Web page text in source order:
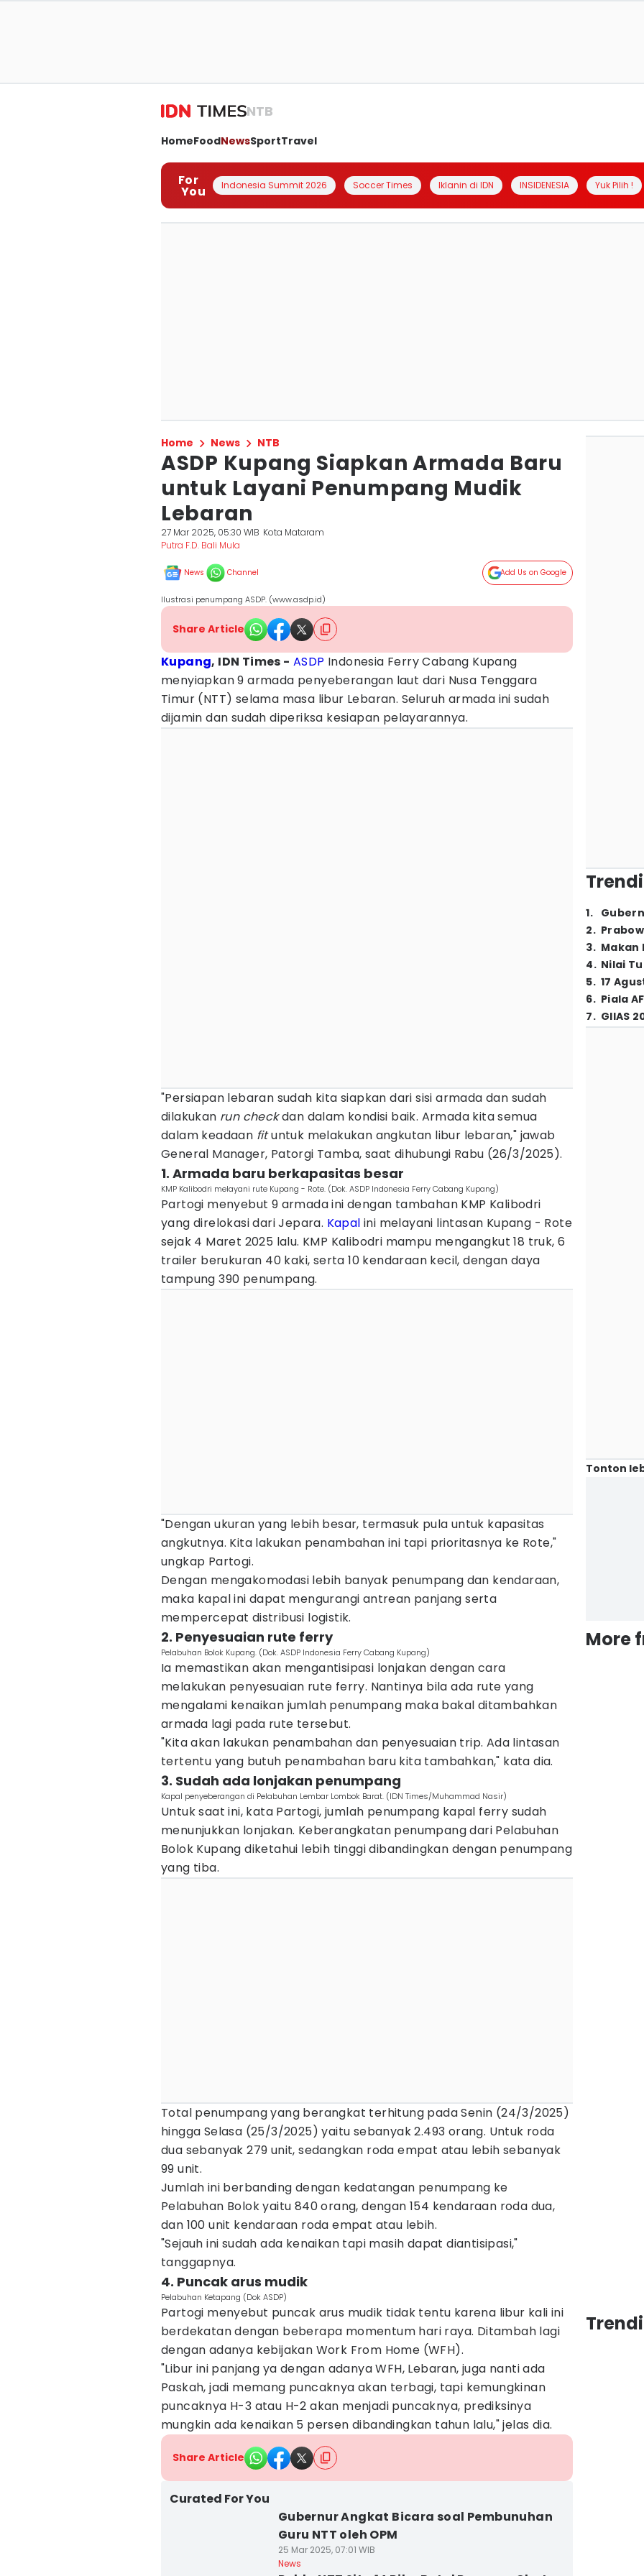
NTB
HomeFoodNewsSportTravel
For
You Indonesia Summit 2026 Soccer Times Iklanin di IDN INSIDENESIA Yuk Pilih !
Home News NTB
ASDP Kupang Siapkan Armada Baru
untuk Layani Penumpang Mudik
Lebaran
27 Mar 2025, 05:30 WIB Kota Mataram
Putra F.D. Bali Mula
News Channel Add Us on Google
Ilustrasi penumpang ASDP. (www.asdp.id)
Share Article
Kupang, IDN Times - ASDP Indonesia Ferry Cabang Kupang
menyiapkan 9 armada penyeberangan laut dari Nusa Tenggara
Timur (NTT) selama masa libur Lebaran. Seluruh armada ini sudah
dijamin dan sudah diperiksa kesiapan pelayarannya.
"Persiapan lebaran sudah kita siapkan dari sisi armada dan sudah
dilakukan run checkdan dalam kondisi baik. Armada kita semua
dalam keadaan fituntuk melakukan angkutan libur lebaran," jawab
General Manager, Patorgi Tamba, saat dihubungi Rabu (26/3/2025).
1. Armada baru berkapasitas besar
KMP Kalibodri melayani rute Kupang - Rote. (Dok. ASDP Indonesia Ferry Cabang Kupang)
Partogi menyebut 9 armada ini dengan tambahan KMP Kalibodri
yang direlokasi dari Jepara. Kapal ini melayani lintasan Kupang - Rote
sejak 4 Maret 2025 lalu. KMP Kalibodri mampu mengangkut 18 truk, 6
trailer berukuran 40 kaki, serta 10 kendaraan kecil, dengan daya
tampung 390 penumpang.
"Dengan ukuran yang lebih besar, termasuk pula untuk kapasitas
angkutnya. Kita lakukan penambahan ini tapi prioritasnya ke Rote,"
ungkap Partogi.
Dengan mengakomodasi lebih banyak penumpang dan kendaraan,
maka kapal ini dapat mengurangi antrean panjang serta
mempercepat distribusi logistik.
2. Penyesuaian rute ferry
Pelabuhan Bolok Kupang. (Dok. ASDP Indonesia Ferry Cabang Kupang)
Ia memastikan akan mengantisipasi lonjakan dengan cara
melakukan penyesuaian rute ferry. Nantinya bila ada rute yang
mengalami kenaikan jumlah penumpang maka bakal ditambahkan
armada lagi pada rute tersebut.
"Kita akan lakukan penambahan dan penyesuaian trip. Ada lintasan
tertentu yang butuh penambahan baru kita tambahkan," kata dia.
3. Sudah ada lonjakan penumpang
Kapal penyeberangan di Pelabuhan Lembar Lombok Barat. (IDN Times/Muhammad Nasir)
Untuk saat ini, kata Partogi, jumlah penumpang kapal ferry sudah
menunjukkan lonjakan. Keberangkatan penumpang dari Pelabuhan
Bolok Kupang diketahui lebih tinggi dibandingkan dengan penumpang
yang tiba.
Total penumpang yang berangkat terhitung pada Senin (24/3/2025)
hingga Selasa (25/3/2025) yaitu sebanyak 2.493 orang. Untuk roda
dua sebanyak 279 unit, sedangkan roda empat atau lebih sebanyak
99 unit.
Jumlah ini berbanding dengan kedatangan penumpang ke
Pelabuhan Bolok yaitu 840 orang, dengan 154 kendaraan roda dua,
dan 100 unit kendaraan roda empat atau lebih.
"Sejauh ini sudah ada kenaikan tapi masih dapat diantisipasi,"
tanggapnya.
4. Puncak arus mudik
Pelabuhan Ketapang (Dok ASDP)
Partogi menyebut puncak arus mudik tidak tentu karena libur kali ini
berdekatan dengan beberapa momentum hari raya. Ditambah lagi
dengan adanya kebijakan Work From Home (WFH).
"Libur ini panjang ya dengan adanya WFH, Lebaran, juga nanti ada
Paskah, jadi memang puncaknya akan terbagi, tapi kemungkinan
puncaknya H-3 atau H-2 akan menjadi puncaknya, prediksinya
mungkin ada kenaikan 5 persen dibandingkan tahun lalu," jelas dia.
Share Article
Curated For You
Gubernur Angkat Bicara soal Pembunuhan
Guru NTT oleh OPM
25 Mar 2025, 07:01 WIB
News
1.
2.
3. Makan
4. Nilai
5. 17
6. Piala
7. GIIAS
Tonton
More